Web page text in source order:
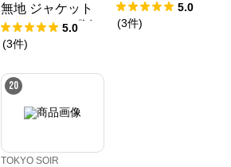
無地 ジャケット
(セットアップ対
応)
5.0
(3件)
5.0
(3件)
20
TOKYO SOIR